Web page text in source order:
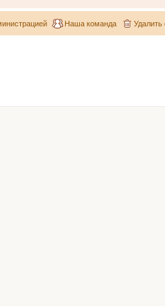
Наша команда